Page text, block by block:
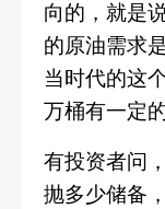
向的，就是
的原油需求
当时代的这
万桶有一定
有投资者问
抛多少储备